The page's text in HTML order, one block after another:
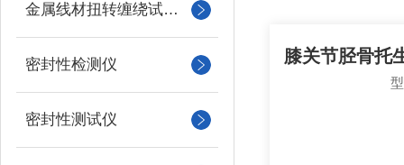
金属线材扭转缠绕试验机
密封性检测仪
密封性测试仪